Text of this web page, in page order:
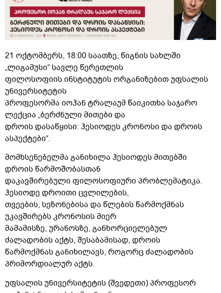
21 ოქტომბერს, 18:00 საათზე, წიგნის სახლში
„ლიგამუსი“ სავლე წერეთლის
ფილოსოფიის ინსტიტუტის ორგანიზებით უფსალის
უნივერსიტეტის
პროფესორმა იოჰან ტრალაუმ წაიკითხა საჯარო
ლექცია „ბერძნული მითები და
დროის დასაწყისი: ჰესიოდეს კრონოსი და დროის
ასპექტები“.
მომხსენებელმა განიხილა ჰესიოდეს მითებში
დროის წარმოშობასთან
დაკავშირებული ფილოსოფიური პრობლემატიკა.
ჰესიოდე დროითი ცვლილების,
თვეების, სეზონებისა და წლების წარმოქმნას
უკავშირებს კრონოსის მიერ
მამამისზე, ურანოსზე, განხორციელებულ
ძალადობის აქტს, შესაბამისად, დროის
წარმოქმნას განიხილავს, როგორც ძალადობის
პრიმორდიალურ აქტს.
უფსალის უნივერსიტეტის (შვედეთი) პროფესორ